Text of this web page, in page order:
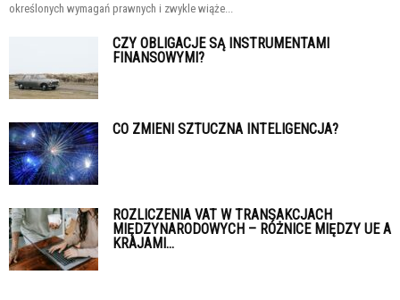
określonych wymagań prawnych i zwykle wiąże...
CZY OBLIGACJE SĄ INSTRUMENTAMI
FINANSOWYMI?
CO ZMIENI SZTUCZNA INTELIGENCJA?
ROZLICZENIA VAT W TRANSAKCJACH
MIĘDZYNARODOWYCH – RÓŻNICE MIĘDZY UE A
KRAJAMI...